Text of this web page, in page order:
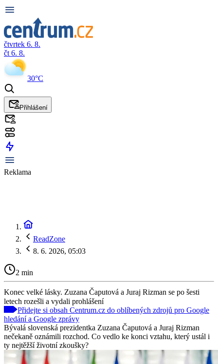
čtvrtek 6. 8.
čt 6. 8.
30°C
Přihlášení
Reklama
ReadZone
8. 6. 2026, 05:03
2 min
Konec velké lásky. Zuzana Čaputová a Juraj Rizman se po šesti
letech rozešli a vydali prohlášení
Přidejte si obsah Centrum.cz do oblíbených zdrojů pro Google
hledání a Google zprávy
Bývalá slovenská prezidentka Zuzana Čaputová a Juraj Rizman
nečekaně oznámili rozchod. Co vedlo ke konci vztahu, který ustál i
ty nejtěžší životní zkoušky?